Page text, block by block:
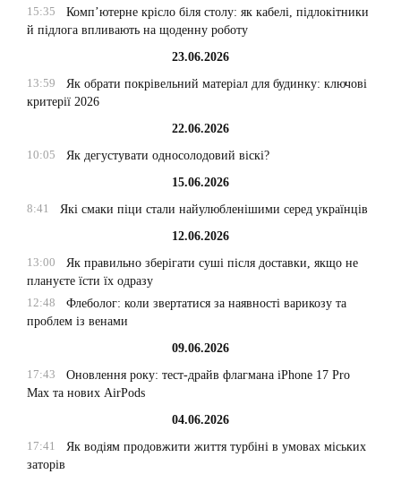
15:35
Комп’ютерне крісло біля столу: як кабелі, підлокітники
й підлога впливають на щоденну роботу
23.06.2026
13:59
Як обрати покрівельний матеріал для будинку: ключові
критерії 2026
22.06.2026
10:05
Як дегустувати односолодовий віскі?
15.06.2026
8:41
Які смаки піци стали найулюбленішими серед українців
12.06.2026
13:00
Як правильно зберігати суші після доставки, якщо не
плануєте їсти їх одразу
12:48
Флеболог: коли звертатися за наявності варикозу та
проблем із венами
09.06.2026
17:43
Оновлення року: тест-драйв флагмана iPhone 17 Pro
Max та нових AirPods
04.06.2026
17:41
Як водіям продовжити життя турбіні в умовах міських
заторів